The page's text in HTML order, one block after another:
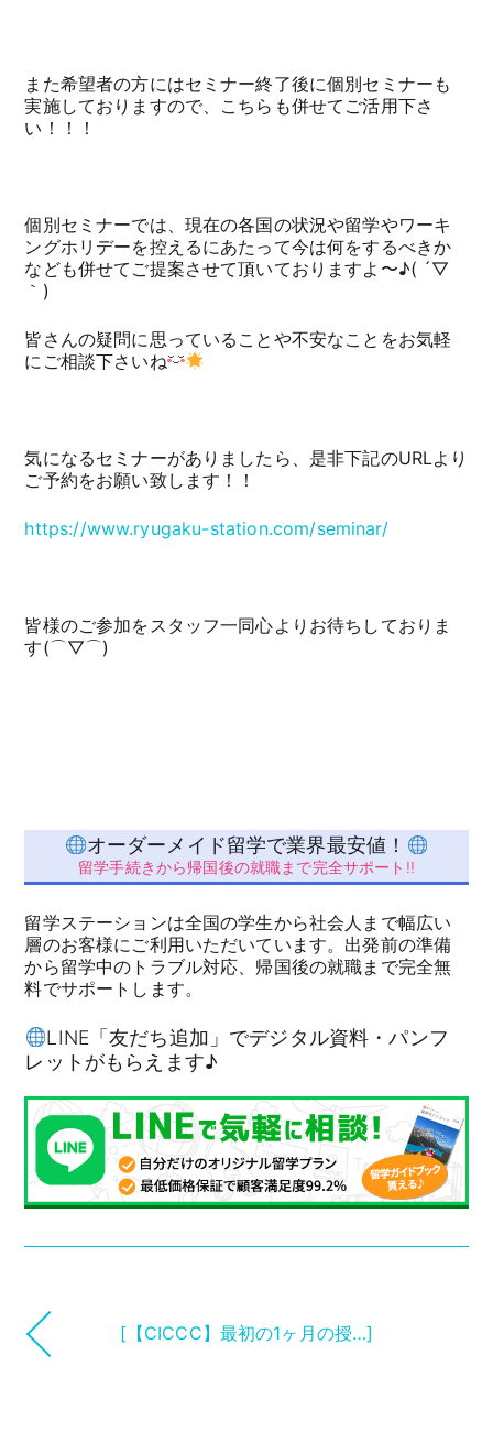
また希望者の方にはセミナー終了後に個別セミナーも
実施しておりますので、こちらも併せてご活用下さ
い！！！
個別セミナーでは、現在の各国の状況や留学やワーキ
ングホリデーを控えるにあたって今は何をするべきか
なども併せてご提案させて頂いておりますよ〜♪( ´▽
｀)
皆さんの疑問に思っていることや不安なことをお気軽
にご相談下さいね
気になるセミナーがありましたら、是非下記のURLより
ご予約をお願い致します！！
https://www.ryugaku-station.com/seminar/
皆様のご参加をスタッフ一同心よりお待ちしておりま
す(⌒▽⌒)
オーダーメイド留学で業界最安値！
留学手続きから帰国後の就職まで完全サポート!!
留学ステーションは全国の学生から社会人まで幅広い
層のお客様にご利用いただいています。出発前の準備
から留学中のトラブル対応、帰国後の就職まで完全無
料でサポートします。
LINE「友だち追加」でデジタル資料・パンフ
レットがもらえます♪
[【CICCC】最初の1ヶ月の授…]